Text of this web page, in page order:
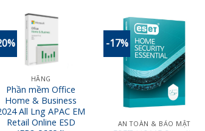
HÃNG
Phần mềm Office
Home & Business
All Lng APAC EM
Retail Online ESD
-17%
Add to
Wishlist
AN TOÀN & BẢO MẬT